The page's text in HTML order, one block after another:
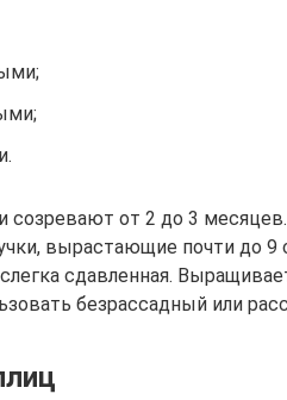
созревают от 2 до 3
вырастающие почти до 9
сдавленная.
безрассадный или